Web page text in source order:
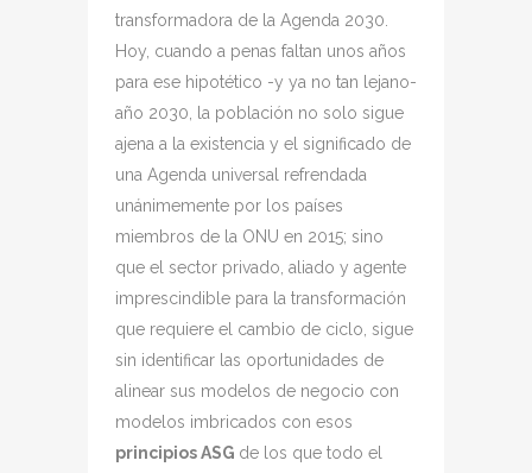
transformadora de la Agenda 2030.
Hoy, cuando a penas faltan unos años
para ese hipotético -y ya no tan lejano-
año 2030, la población no solo sigue
ajena a la existencia y el significado de
una Agenda universal refrendada
unánimemente por los países
miembros de la ONU en 2015; sino
que el sector privado, aliado y agente
imprescindible para la transformación
que requiere el cambio de ciclo, sigue
sin identificar las oportunidades de
alinear sus modelos de negocio con
modelos imbricados con esos
principios ASG de los que todo el